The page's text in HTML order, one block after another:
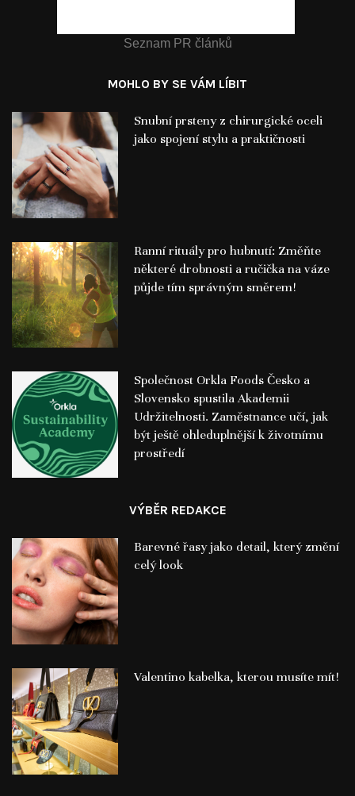
Seznam PR článků
MOHLO BY SE VÁM LÍBIT
Snubní prsteny z chirurgické oceli
jako spojení stylu a praktičnosti
Ranní rituály pro hubnutí: Změňte
některé drobnosti a ručička na váze
půjde tím správným směrem!
Společnost Orkla Foods Česko a
Slovensko spustila Akademii
Udržitelnosti. Zaměstnance učí, jak
být ještě ohleduplnější k životnímu
prostředí
VÝBĚR REDAKCE
Barevné řasy jako detail, který změní
celý look
Valentino kabelka, kterou musíte mít!